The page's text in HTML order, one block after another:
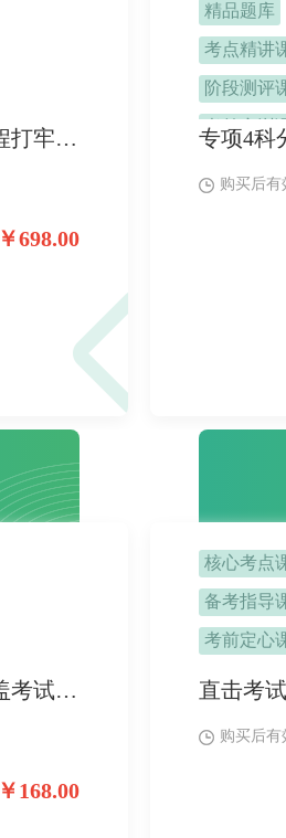
基础教学，通过视频课程打牢基础，配合题库巩固知识点。特色分科强化，如虎添翼。
￥698.00
精品题库
考点精讲
阶段测评
考前密训
购买后有
海量优质题库，全面覆盖考试大纲所含的知识点，帮助提高解题速度和正确率，加深对知识点的理解和记忆。专业的解析和讲解服务助力掌握各种题型的解题方法和技巧。
￥168.00
核心考点
备考指导
考前定心
购买后有